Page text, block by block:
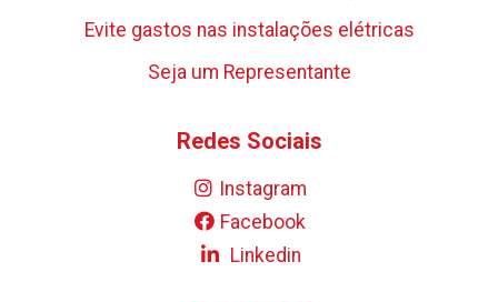
Evite gastos nas instalações elétricas
Seja um Representante
Redes Sociais
Instagram
Facebook
Linkedin